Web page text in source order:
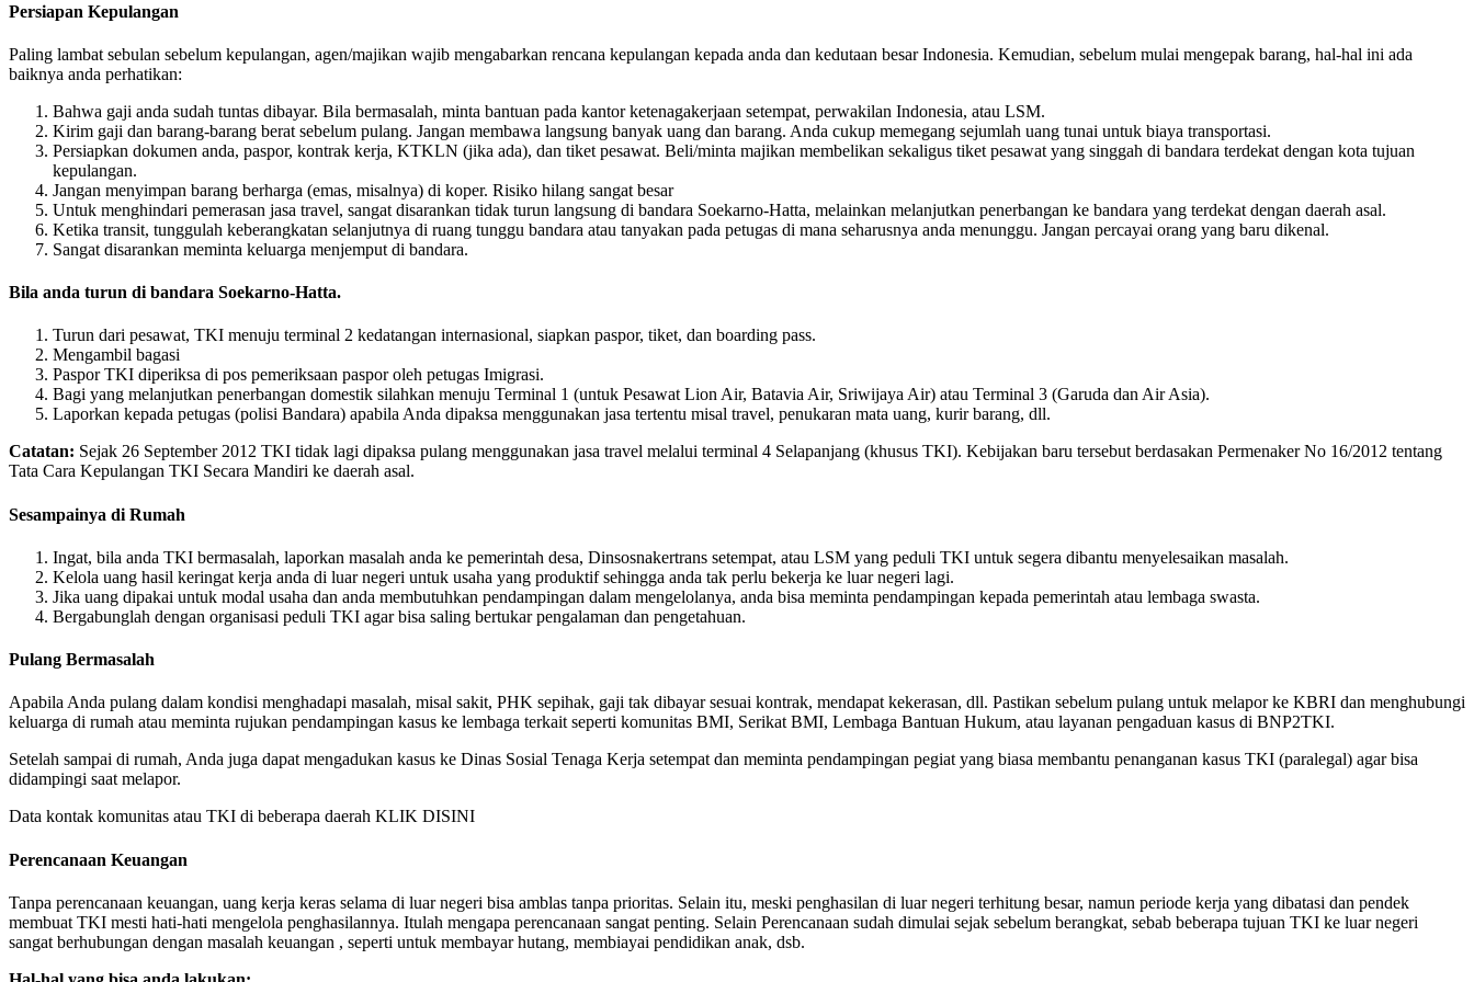
Persiapan Kepulangan
Paling lambat sebulan sebelum kepulangan, agen/majikan wajib mengabarkan rencana kepulangan kepada anda dan kedutaan besar Indonesia. Kemudian, sebelum mulai mengepak barang, hal-hal ini ada
baiknya anda perhatikan:
Bahwa gaji anda sudah tuntas dibayar. Bila bermasalah, minta bantuan pada kantor ketenagakerjaan setempat, perwakilan Indonesia, atau LSM.
Kirim gaji dan barang-barang berat sebelum pulang. Jangan membawa langsung banyak uang dan barang. Anda cukup memegang sejumlah uang tunai untuk biaya transportasi.
Persiapkan dokumen anda, paspor, kontrak kerja, KTKLN (jika ada), dan tiket pesawat. Beli/minta majikan membelikan sekaligus tiket pesawat yang singgah di bandara terdekat dengan kota tujuan
kepulangan.
Jangan menyimpan barang berharga (emas, misalnya) di koper. Risiko hilang sangat besar
Untuk menghindari pemerasan jasa travel, sangat disarankan tidak turun langsung di bandara Soekarno-Hatta, melainkan melanjutkan penerbangan ke bandara yang terdekat dengan daerah asal.
Ketika transit, tunggulah keberangkatan selanjutnya di ruang tunggu bandara atau tanyakan pada petugas di mana seharusnya anda menunggu. Jangan percayai orang yang baru dikenal.
Sangat disarankan meminta keluarga menjemput di bandara.
Bila anda turun di bandara Soekarno-Hatta.
Turun dari pesawat, TKI menuju terminal 2 kedatangan internasional, siapkan paspor, tiket, dan boarding pass.
Mengambil bagasi
Paspor TKI diperiksa di pos pemeriksaan paspor oleh petugas Imigrasi.
Bagi yang melanjutkan penerbangan domestik silahkan menuju Terminal 1 (untuk Pesawat Lion Air, Batavia Air, Sriwijaya Air) atau Terminal 3 (Garuda dan Air Asia).
Laporkan kepada petugas (polisi Bandara) apabila Anda dipaksa menggunakan jasa tertentu misal travel, penukaran mata uang, kurir barang, dll.
Catatan: Sejak 26 September 2012 TKI tidak lagi dipaksa pulang menggunakan jasa travel melalui terminal 4 Selapanjang (khusus TKI). Kebijakan baru tersebut berdasakan Permenaker No 16/2012 tentang
Tata Cara Kepulangan TKI Secara Mandiri ke daerah asal.
Sesampainya di Rumah
Ingat, bila anda TKI bermasalah, laporkan masalah anda ke pemerintah desa, Dinsosnakertrans setempat, atau LSM yang peduli TKI untuk segera dibantu menyelesaikan masalah.
Kelola uang hasil keringat kerja anda di luar negeri untuk usaha yang produktif sehingga anda tak perlu bekerja ke luar negeri lagi.
Jika uang dipakai untuk modal usaha dan anda membutuhkan pendampingan dalam mengelolanya, anda bisa meminta pendampingan kepada pemerintah atau lembaga swasta.
Bergabunglah dengan organisasi peduli TKI agar bisa saling bertukar pengalaman dan pengetahuan.
Pulang Bermasalah
Apabila Anda pulang dalam kondisi menghadapi masalah, misal sakit, PHK sepihak, gaji tak dibayar sesuai kontrak, mendapat kekerasan, dll. Pastikan sebelum pulang untuk melapor ke KBRI dan menghubungi
keluarga di rumah atau meminta rujukan pendampingan kasus ke lembaga terkait seperti komunitas BMI, Serikat BMI, Lembaga Bantuan Hukum, atau layanan pengaduan kasus di BNP2TKI.
Setelah sampai di rumah, Anda juga dapat mengadukan kasus ke Dinas Sosial Tenaga Kerja setempat dan meminta pendampingan pegiat yang biasa membantu penanganan kasus TKI (paralegal) agar bisa
didampingi saat melapor.
Data kontak komunitas atau TKI di beberapa daerah KLIK DISINI
Perencanaan Keuangan
Tanpa perencanaan keuangan, uang kerja keras selama di luar negeri bisa amblas tanpa prioritas. Selain itu, meski penghasilan di luar negeri terhitung besar, namun periode kerja yang dibatasi dan pendek
membuat TKI mesti hati-hati mengelola penghasilannya. Itulah mengapa perencanaan sangat penting. Selain Perencanaan sudah dimulai sejak sebelum berangkat, sebab beberapa tujuan TKI ke luar negeri
sangat berhubungan dengan masalah keuangan , seperti untuk membayar hutang, membiayai pendidikan anak, dsb.